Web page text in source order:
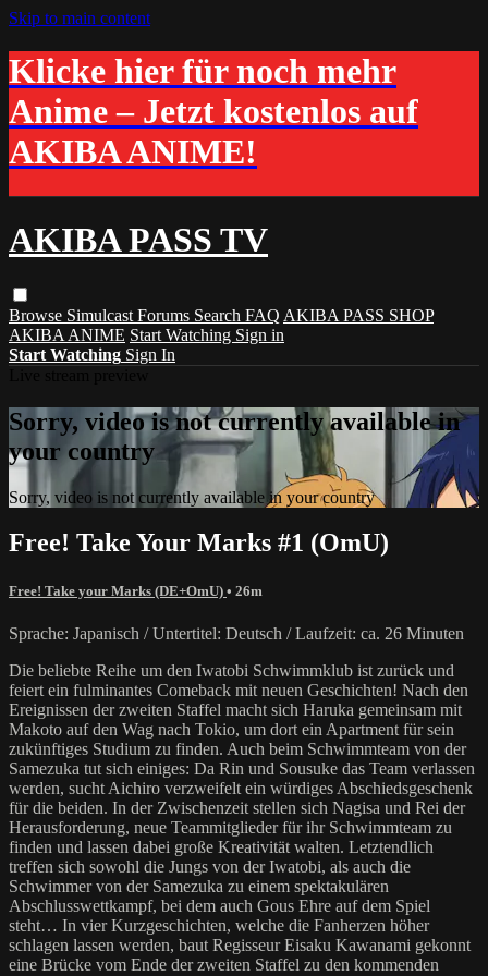
Skip to main content
Klicke hier für noch mehr
Anime – Jetzt kostenlos auf
AKIBA ANIME!
AKIBA PASS TV
Browse Simulcast Forums Search FAQ AKIBA PASS SHOP
AKIBA ANIME Start Watching Sign in
Start Watching Sign In
Sorry, video is not currently available in
your country
Sorry, video is not currently available in your country
Free! Take Your Marks #1 (OmU)
Free! Take your Marks (DE+OmU) • 26m
Sprache: Japanisch / Untertitel: Deutsch / Laufzeit: ca. 26 Minuten
Die beliebte Reihe um den Iwatobi Schwimmklub ist zurück und
feiert ein fulminantes Comeback mit neuen Geschichten! Nach den
Ereignissen der zweiten Staffel macht sich Haruka gemeinsam mit
Makoto auf den Wag nach Tokio, um dort ein Apartment für sein
zukünftiges Studium zu finden. Auch beim Schwimmteam von der
Samezuka tut sich einiges: Da Rin und Sousuke das Team verlassen
werden, sucht Aichiro verzweifelt ein würdiges Abschiedsgeschenk
für die beiden. In der Zwischenzeit stellen sich Nagisa und Rei der
Herausforderung, neue Teammitglieder für ihr Schwimmteam zu
finden und lassen dabei große Kreativität walten. Letztendlich
treffen sich sowohl die Jungs von der Iwatobi, als auch die
Schwimmer von der Samezuka zu einem spektakulären
Abschlusswettkampf, bei dem auch Gous Ehre auf dem Spiel
steht… In vier Kurzgeschichten, welche die Fanherzen höher
schlagen lassen werden, baut Regisseur Eisaku Kawanami gekonnt
eine Brücke vom Ende der zweiten Staffel zu den kommenden